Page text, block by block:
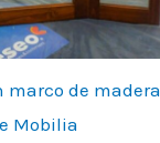
marco de madera
Mobilia